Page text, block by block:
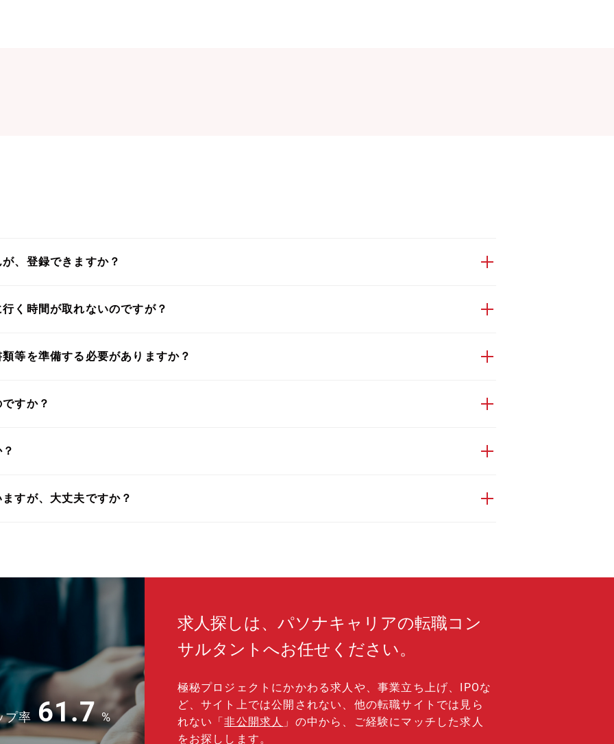
、登録できますか？
く時間が取れないのですが？
等を準備する必要がありますか？
すか？
すが、大丈夫ですか？
プ率 61.7 %
求人探しは、パソナキャリアの転職コン
サルタントへお任せください。
極秘プロジェクトにかかわる求人や、事業立ち上げ、IPOな
ど、サイト上では公開されない、他の転職サイトでは見ら
れない「非公開求人 」の中から、ご経験にマッチした求人
をお探しします。